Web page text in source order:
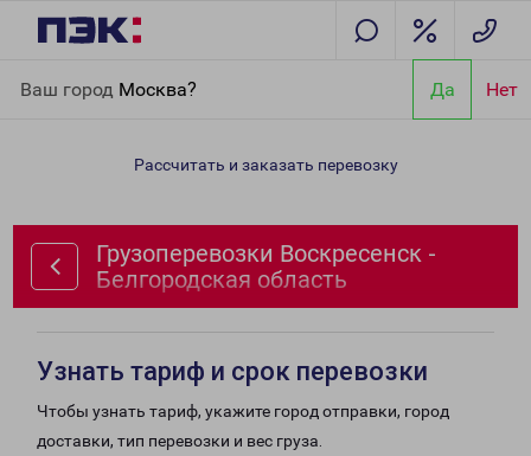
Ваш город Москва? Да Нет
Белгородская область
Рассчитать и заказать перевозку
Грузоперевозки Воскресенск -
Белгородская область
Узнать тариф и срок перевозки
Чтобы узнать тариф, укажите город отправки, город
доставки, тип перевозки и вес груза.